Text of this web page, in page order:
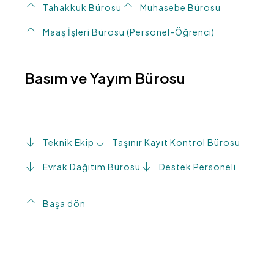
Tahakkuk Bürosu Muhasebe Bürosu
Maaş İşleri Bürosu (Personel-Öğrenci)
Basım ve Yayım Bürosu
Teknik Ekip Taşınır Kayıt Kontrol Bürosu
Evrak Dağıtım Bürosu Destek Personeli
Başa dön